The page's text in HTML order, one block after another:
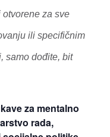
za sve
ili specifičnim
samo dođite, bit
za mentalno
rada,